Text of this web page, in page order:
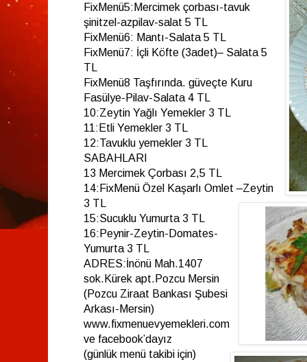
FixMenü5:Mercimek çorbası-tavuk
şinitzel-azpilav-salat 5 TL
FixMenü6: Mantı-Salata 5 TL
FixMenü7: İçli Köfte (3adet)– Salata 5
TL
FixMenü8 Taşfırında. güveçte Kuru
Fasülye-Pilav-Salata 4 TL
10:Zeytin Yağlı Yemekler 3 TL
11:Etli Yemekler 3 TL
12:Tavuklu yemekler 3 TL
SABAHLARI
13 Mercimek Çorbası 2,5 TL
14:FixMenü Özel Kaşarlı Omlet –Zeytin
3 TL
15:Sucuklu Yumurta 3 TL
16:Peynir-Zeytin-Domates-
Yumurta 3 TL
ADRES:İnönü Mah.1407
sok.Kürek apt.Pozcu Mersin
(Pozcu Ziraat Bankası Şubesi
Arkası-Mersin)
www.fixmenuevyemekleri.com
ve facebook’dayız
(günlük menü takibi için)